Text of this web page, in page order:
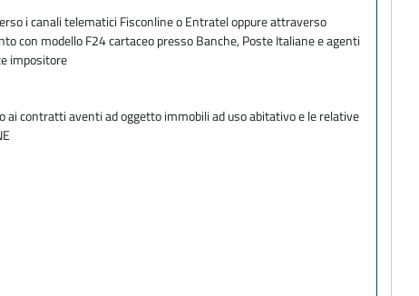
i canali telematici Fisconline o Entratel oppure attraverso
con modello F24 cartaceo presso Banche, Poste Italiane e agenti
impositore
contratti aventi ad oggetto immobili ad uso abitativo e le relative